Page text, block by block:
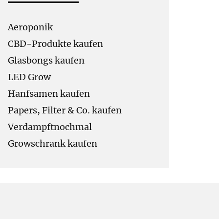
Aeroponik
CBD-Produkte kaufen
Glasbongs kaufen
LED Grow
Hanfsamen kaufen
Papers, Filter & Co. kaufen
Verdampftnochmal
Growschrank kaufen